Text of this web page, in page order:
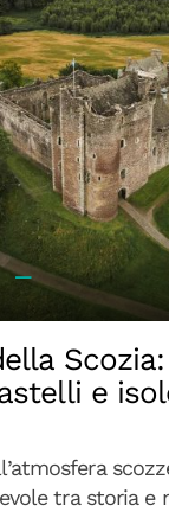
e
tra storia e